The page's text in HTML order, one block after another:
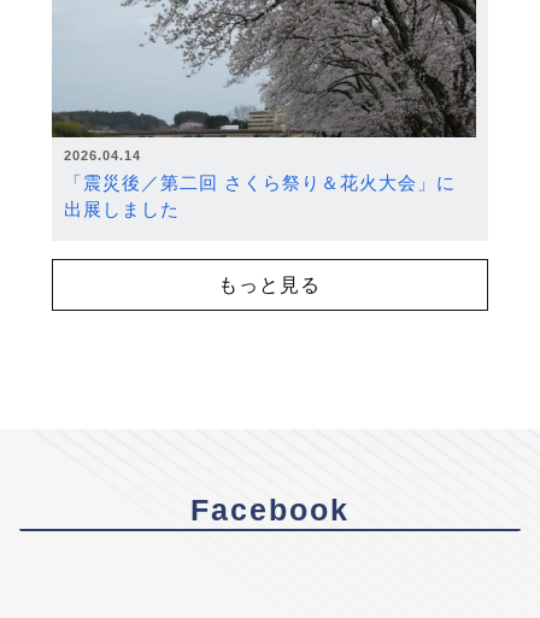
2026.04.14
「震災後／第二回 さくら祭り＆花火大会」に
出展しました
もっと見る
Facebook